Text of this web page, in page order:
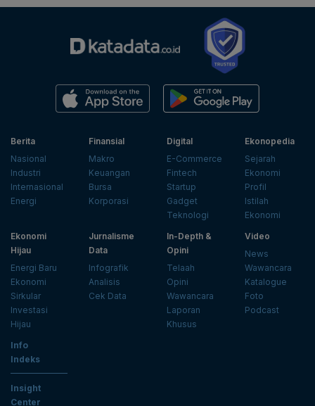
Berita
Nasional
Industri
Internasional
Energi
Finansial
Makro
Keuangan
Bursa
Korporasi
Digital
E-Commerce
Fintech
Startup
Gadget
Teknologi
Ekonopedia
Sejarah
Ekonomi
Profil
Istilah
Ekonomi
Ekonomi
Hijau
Energi Baru
Ekonomi
Sirkular
Investasi
Hijau
Jurnalisme
Data
Infografik
Analisis
Cek Data
In-Depth &
Opini
Telaah
Opini
Wawancara
Laporan
Khusus
Video
News
Wawancara
Katalogue
Foto
Podcast
Info
Indeks
Insight
Center